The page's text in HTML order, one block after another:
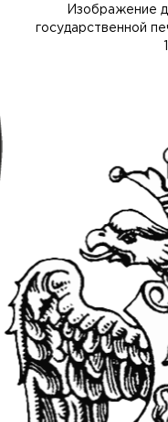
на Большой
IV Васильевича,